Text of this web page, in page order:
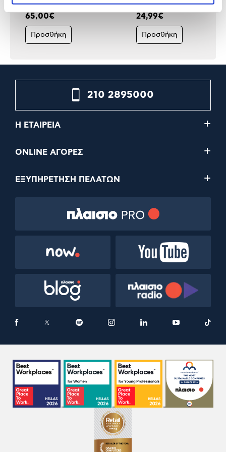
65,00€
Προσθήκη
24,99€
Προσθήκη
210 2895000
Η ΕΤΑΙΡΕΙΑ
ONLINE ΑΓΟΡΕΣ
ΕΞΥΠΗΡΕΤΗΣΗ ΠΕΛΑΤΩΝ